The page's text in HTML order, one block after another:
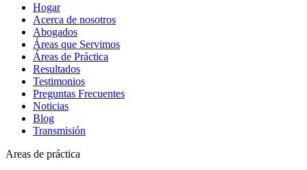
Hogar
Acerca de nosotros
Abogados
Áreas que Servimos
Áreas de Práctica
Resultados
Testimonios
Preguntas Frecuentes
Noticias
Blog
Transmisión
Areas de práctica